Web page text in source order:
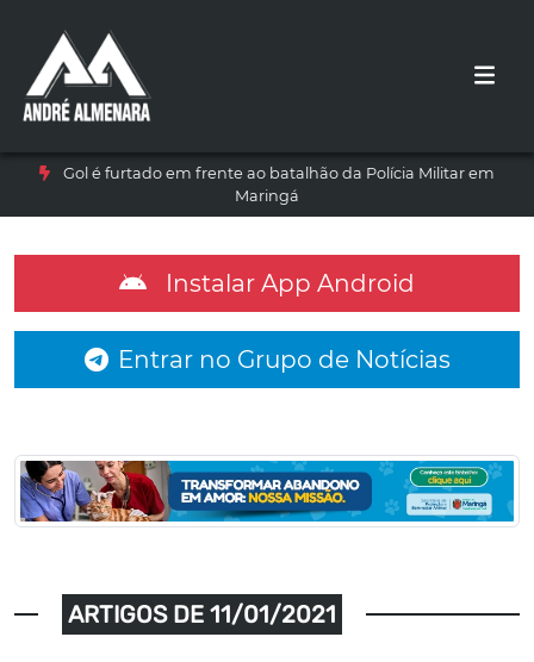
Gol é furtado em frente ao batalhão da Polícia Militar em
Maringá
Instalar App Android
Entrar no Grupo de Notícias
ARTIGOS DE 11/01/2021